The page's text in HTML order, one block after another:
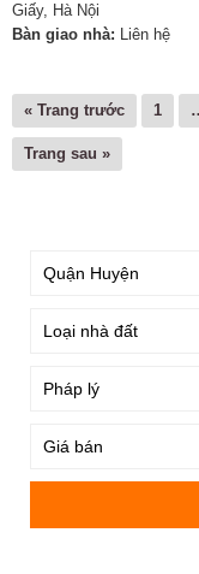
Giấy, Hà Nội
Bàn giao nhà: Liên hệ
« Trang trước 1
Trang sau »